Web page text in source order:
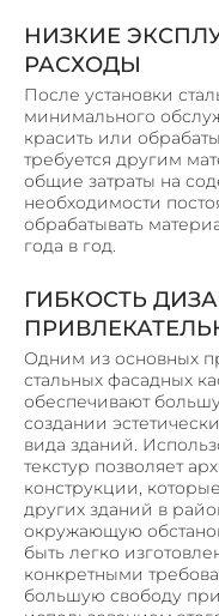
НИЗКИЕ
РАСХОДЫ
После установки
минимального
красить или
требуется другим
общие затраты на
необходимости
обрабатывать
года в год.
ГИБКОСТЬ
Одним из основных
стальных фасадных
обеспечивают
создании
вида зданий.
текстур позволяет
конструкции,
других зданий в
окружающую
быть легко
конкретными
большую свободу